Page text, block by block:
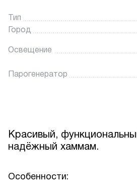
Тип
Город
Освещение
Парогенератор
Красивый,
надёжный хаммам.
Особенности: